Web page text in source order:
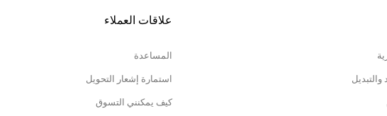
علاقات العملاء
المساعدة
استمارة إشعار التحويل
كيف يمكنني التسوق